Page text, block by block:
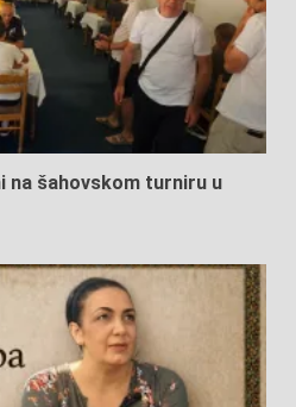
na šahovskom turniru u